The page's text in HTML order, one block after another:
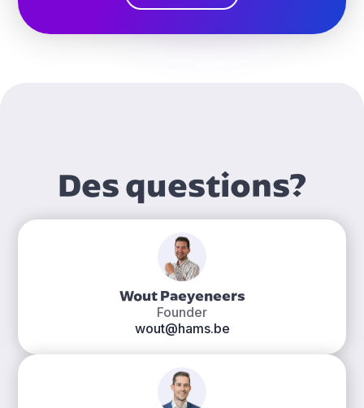
Des questions?
Wout Paeyeneers
Founder
wout@hams.be